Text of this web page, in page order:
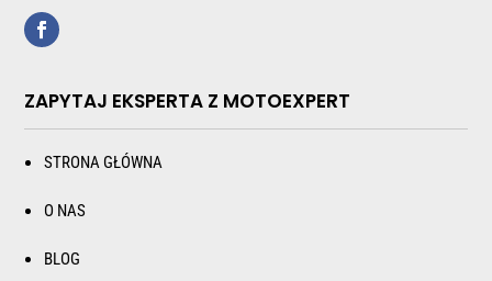
ZAPYTAJ EKSPERTA Z MOTOEXPERT
STRONA GŁÓWNA
O NAS
BLOG